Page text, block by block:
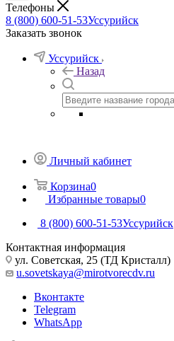
Телефоны
8 (800) 600-51-53Уссурийск
Заказать звонок
Уссурийск
Назад
Личный кабинет
Корзина0
Избранные товары0
8 (800) 600-51-53Уссурийск
Контактная информация
ул. Советская, 25 (ТД Кристалл)
u.sovetskaya@mirotvorecdv.ru
Вконтакте
Telegram
WhatsApp